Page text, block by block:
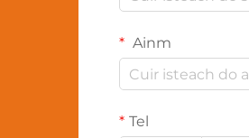
Ainm
Tel